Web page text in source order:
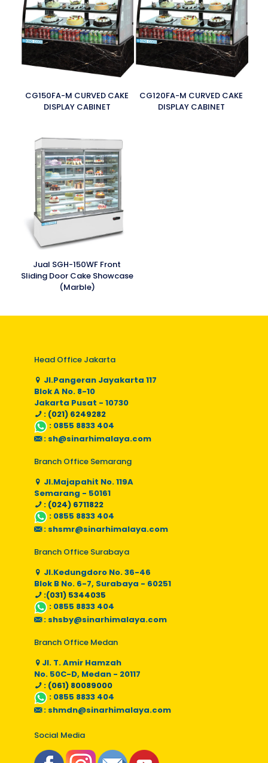
CG150FA-M CURVED CAKE
DISPLAY CABINET
CG120FA-M CURVED CAKE
DISPLAY CABINET
Jual SGH-150WF Front
Sliding Door Cake Showcase
(Marble)
Head Office Jakarta
Jl.Pangeran Jayakarta 117
Blok A No. 8-10
Jakarta Pusat - 10730
: (021) 6249282
: 0855 8833 404
: sh@sinarhimalaya.com
Branch Office Semarang
Jl.Majapahit No. 119A
Semarang - 50161
: (024) 6711822
: 0855 8833 404
: shsmr@sinarhimalaya.com
Branch Office Surabaya
Jl.Kedungdoro No. 36-46
Blok B No. 6-7, Surabaya - 60251
:(031) 5344035
: 0855 8833 404
: shsby@sinarhimalaya.com
Branch Office Medan
Jl. T. Amir Hamzah
No. 50C-D, Medan - 20117
: (061) 80089000
: 0855 8833 404
: shmdn@sinarhimalaya.com
Social Media